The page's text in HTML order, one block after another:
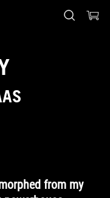
from my